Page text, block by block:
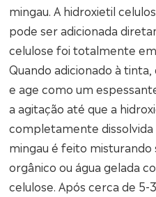
mingau. A hidroxietil
pode ser adicionada
celulose foi totalmente
Quando adicionado à
e age como um
a agitação até que a
completamente
mingau é feito
orgânico ou água gelada
celulose. Após cerca de 5-